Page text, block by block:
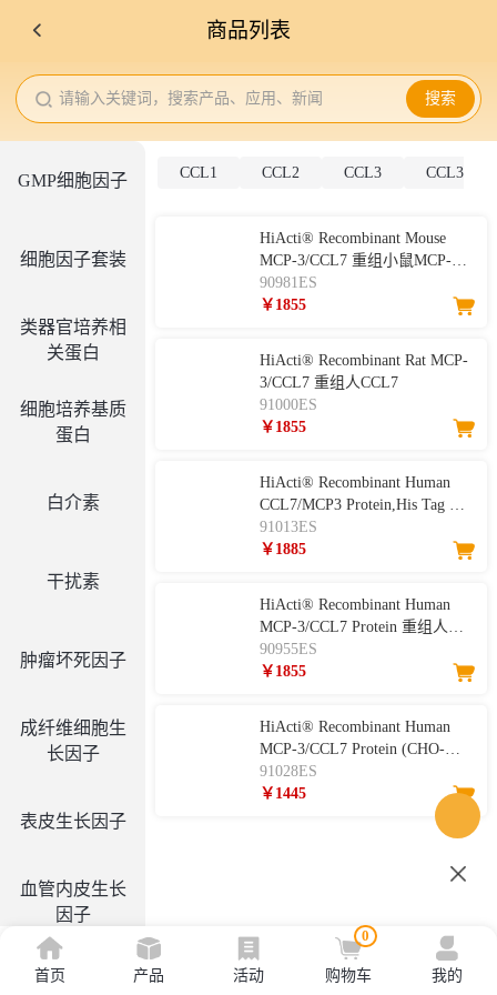
商品列表
请输入关键词，搜索产品、应用、新闻 搜索
GMP细胞因子
细胞因子套装
类器官培养相
关蛋白
细胞培养基质
蛋白
白介素
干扰素
肿瘤坏死因子
成纤维细胞生
长因子
表皮生长因子
血管内皮生长
因子
集落刺激因子
CCL1 CCL2 CCL3 CCL3L1
HiActi® Recombinant Mouse
MCP-3/CCL7 重组小鼠MCP-
3/CCL7
90981ES
￥1855
HiActi® Recombinant Rat MCP-
3/CCL7 重组人CCL7
91000ES
￥1855
HiActi® Recombinant Human
CCL7/MCP3 Protein,His Tag 重
组人趋化因子CCL7
91013ES
￥1885
HiActi® Recombinant Human
MCP-3/CCL7 Protein 重组人
MCP-3/CCL7
90955ES
￥1855
HiActi® Recombinant Human
MCP‑3/CCL7 Protein (CHO-
expressed) 重组人CCL7
91028ES
￥1445
首页 产品 活动
0
购物车 我的